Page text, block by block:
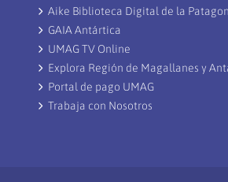
Aike Biblioteca Digital de la
GAIA Antártica
UMAG TV Online
Explora Región de Magallanes y
Portal de pago UMAG
Trabaja con Nosotros